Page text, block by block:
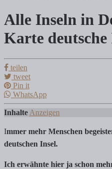
Alle Inseln in
Tanja Klindworth
Inseln in Deutschland. Die
Alle Inseln in
Karte deutsche
teilen
tweet
Pin it
WhatsApp
Inhalte Anzeigen
Immer mehr Menschen
deutschen Insel.
Ich erwähnte hier ja schon